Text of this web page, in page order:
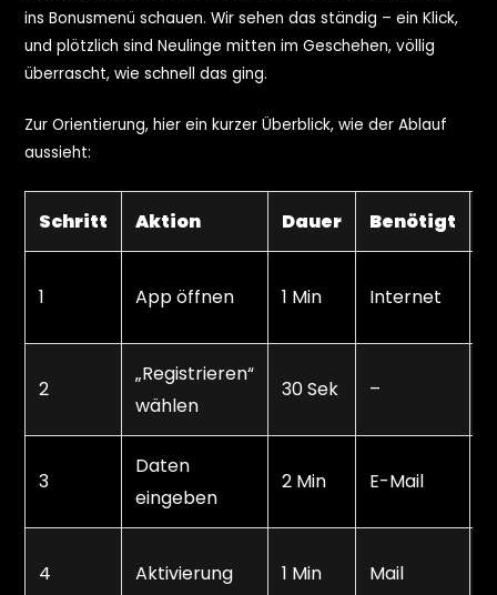
ins Bonusmenü schauen. Wir sehen das ständig – ein Klick,
und plötzlich sind Neulinge mitten im Geschehen, völlig
überrascht, wie schnell das ging.
Zur Orientierung, hier ein kurzer Überblick, wie der Ablauf
aussieht:
Schritt Aktion Dauer Benötigt
1 App öffnen 1 Min Internet
2
„Registrieren“
wählen
30 Sek –
3
Daten
eingeben
2 Min E-Mail
4 Aktivierung 1 Min Mail